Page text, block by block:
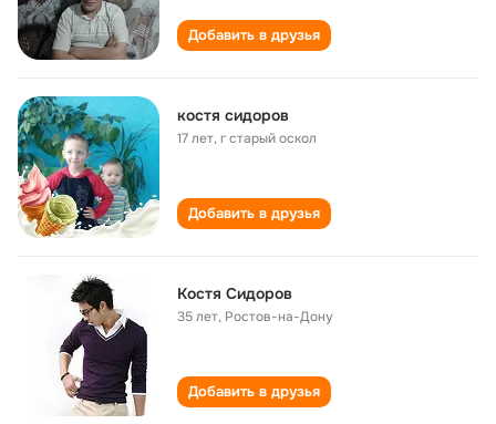
Добавить в друзья
костя сидоров
17 лет,г старый оскол
Добавить в друзья
Костя Сидоров
35 лет, Ростов-на-Дону
Добавить в друзья